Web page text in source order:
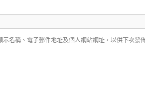
示名稱、電子郵件地址及個人網站網址，以供下次發